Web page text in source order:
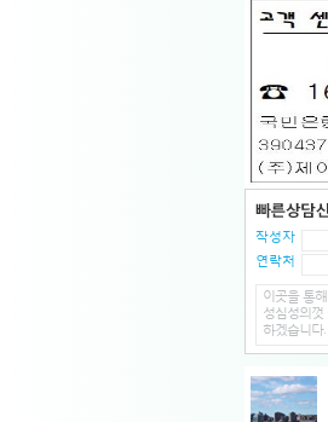
작성자
연락처
이곳을 통
성심성의껏
하겠습니다.